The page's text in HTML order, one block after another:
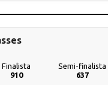
Finalista
910
Semi-finalista
637